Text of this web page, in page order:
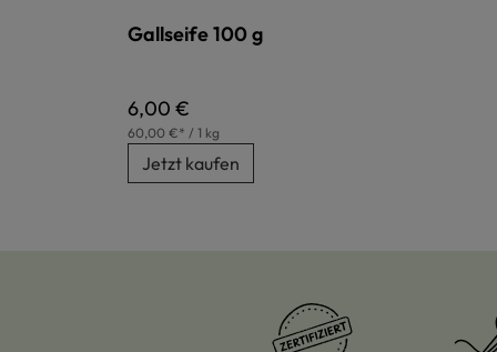
Gallseife 100 g
Regulärer Preis:
6,00 €
60,00 €* / 1 kg
Jetzt kaufen